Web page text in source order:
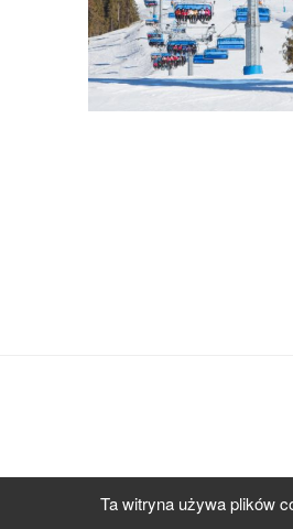
Ta witryna używa plików